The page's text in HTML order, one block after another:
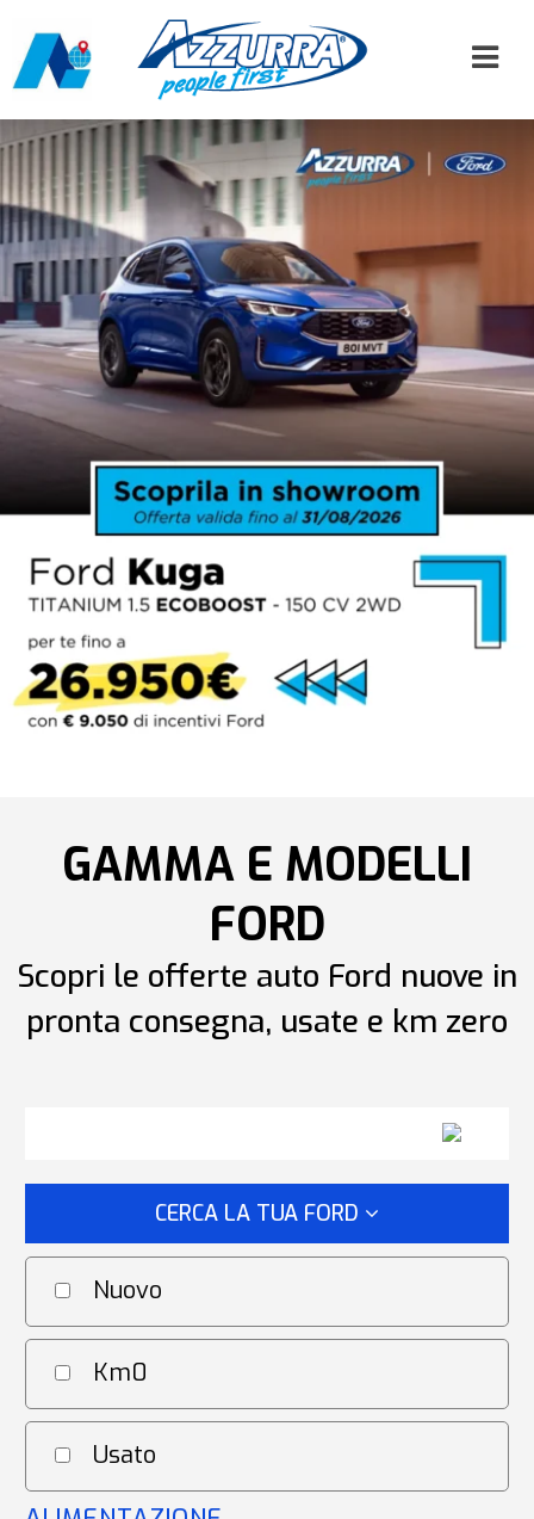
GAMMA E MODELLI
FORD
Scopri le offerte auto Ford nuove in
pronta consegna, usate e km zero
CERCA LA TUA FORD
Nuovo
Km0
Usato